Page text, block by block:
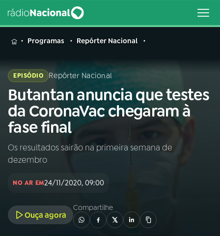
MENU
Buscar
na
Rádio
Nacional
Buscar
AO VIVO
INÍCIO
A RÁDIO
Programas Repórter Nacional
EPISÓDIO Repórter Nacional
Butantan anuncia que testes
da CoronaVac chegaram à
fase final
Os resultados sairão na primeira semana de
dezembro
NO AR EM24/11/2020, 09:00
Ouça agora
Compartilhe